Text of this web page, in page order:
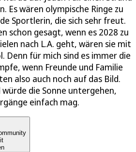
Es wären olympische Ringe zu
Sportlerin, die sich sehr freut.
schon gesagt, wenn es 2028 zu
nach L.A. geht, wären sie mit
Denn für mich sind es immer die
wenn Freunde und Familie
also auch noch auf das Bild.
die Sonne untergehen,
einfach mag.